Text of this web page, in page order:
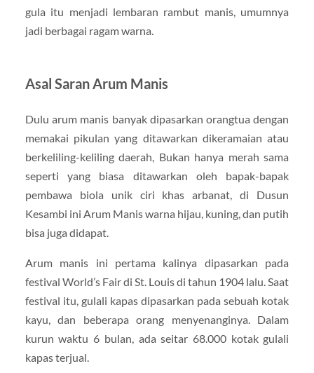
gula itu menjadi lembaran rambut manis, umumnya
jadi berbagai ragam warna.
Asal Saran Arum Manis
Dulu arum manis banyak dipasarkan orangtua dengan
memakai pikulan yang ditawarkan dikeramaian atau
berkeliling-keliling daerah, Bukan hanya merah sama
seperti yang biasa ditawarkan oleh bapak-bapak
pembawa biola unik ciri khas arbanat, di Dusun
Kesambi ini Arum Manis warna hijau, kuning, dan putih
bisa juga didapat.
Arum manis ini pertama kalinya dipasarkan pada
festival World’s Fair di St. Louis di tahun 1904 lalu. Saat
festival itu, gulali kapas dipasarkan pada sebuah kotak
kayu, dan beberapa orang menyenanginya. Dalam
kurun waktu 6 bulan, ada seitar 68.000 kotak gulali
kapas terjual.